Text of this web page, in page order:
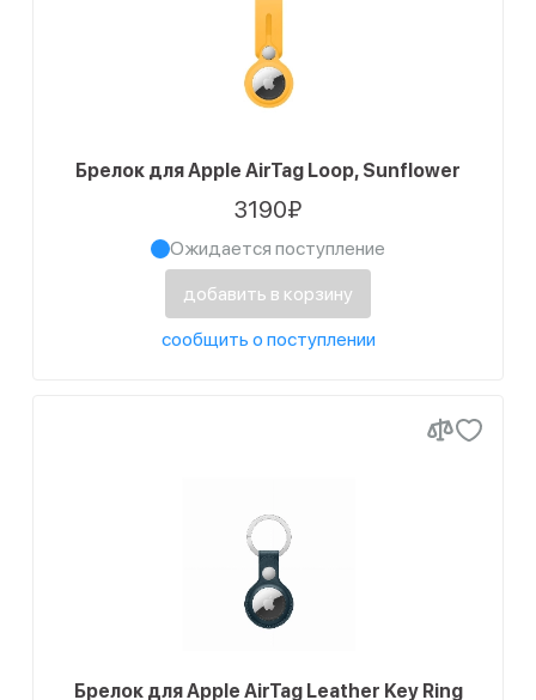
Брелок для Apple AirTag Loop, Sunflower
3190₽
Ожидается поступление
добавить в корзину
сообщить о поступлении
Брелок для Apple AirTag Leather Key Ring